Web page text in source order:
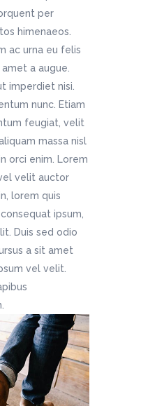
per
himenaeos.
ac urna eu felis
a augue.
imperdiet nisi.
nunc. Etiam
feugiat, velit
massa nisl
orci enim. Lorem
velit auctor
lorem quis
ipsum,
Duis sed odio
a sit amet
vel velit.